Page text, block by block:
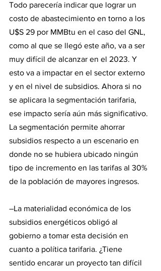
Todo parecería indicar que lograr un
costo de abastecimiento en torno a los
U$S 29 por MMBtu en el caso del GNL,
como al que se llegó este año, va a ser
muy difícil de alcanzar en el 2023. Y
esto va a impactar en el sector externo
y en el nivel de subsidios. Ahora si no
se aplicara la segmentación tarifaria,
ese impacto sería aún más significativo.
La segmentación permite ahorrar
subsidios respecto a un escenario en
donde no se hubiera ubicado ningún
tipo de incremento en las tarifas al 30%
de la población de mayores ingresos.
–La materialidad económica de los
subsidios energéticos obligó al
gobierno a tomar esta decisión en
cuanto a política tarifaria. ¿Tiene
sentido encarar un proyecto tan difícil